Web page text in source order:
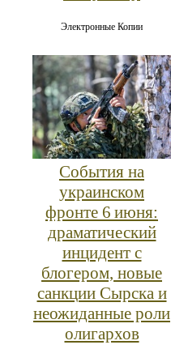
Электронные Копии
События на
украинском
фронте 6 июня:
драматический
инцидент с
блогером, новые
санкции Сырска и
неожиданные роли
олигархов